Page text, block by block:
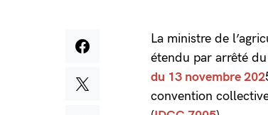
La ministre de
étendu par arrêté
du 13 novembre 202
convention